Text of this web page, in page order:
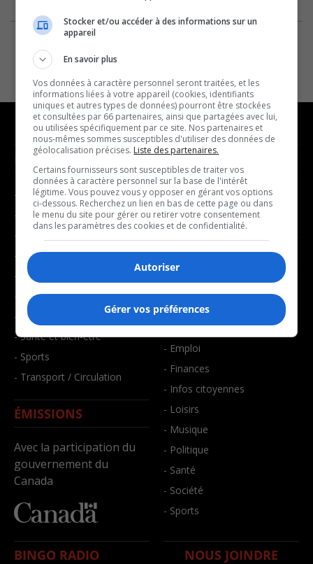
NOUVELLES
- Affaires municipales
- Communauté / Social
- Culture
- Économie
- Éducation
- Environnement
- Faits divers
- Santé et bien-être
- Sports
- Transport / Circulation
ÉMISSIONS
Avec la participation du
gouvernement du
Canada
MUSIQUE
- Décompte franco
- Joué récemment
BALADOS
- Art de vivre
- Bien-être
- Emploi
- Finances
- Infos citoyennes
- Loisirs
- Musique
- Politique
- Santé
- Société
- Sports
BINGO RADIO NOUS JOINDRE
Stocker et/ou accéder à des informations sur un
appareil
En savoir plus
Vos données à caractère personnel seront traitées, et les
informations liées à votre appareil (cookies, identifiants
uniques et autres types de données) pourront être stockées
et consultées par 66 partenaires, ainsi que partagées avec lui,
ou utilisées spécifiquement par ce site. Nos partenaires et
nous-mêmes sommes susceptibles d'utiliser des données de
géolocalisation précises. Liste des partenaires.
Certains fournisseurs sont susceptibles de traiter vos
données à caractère personnel sur la base de l'intérêt
légitime. Vous pouvez vous y opposer en gérant vos options
ci-dessous. Recherchez un lien en bas de cette page ou dans
le menu du site pour gérer ou retirer votre consentement
dans les paramètres des cookies et de confidentialité.
Autoriser
Gérer vos préférences